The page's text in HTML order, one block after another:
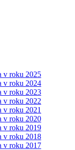
v roku 2025
v roku 2024
v roku 2023
v roku 2022
v roku 2021
v roku 2020
v roku 2019
v roku 2018
v roku 2017